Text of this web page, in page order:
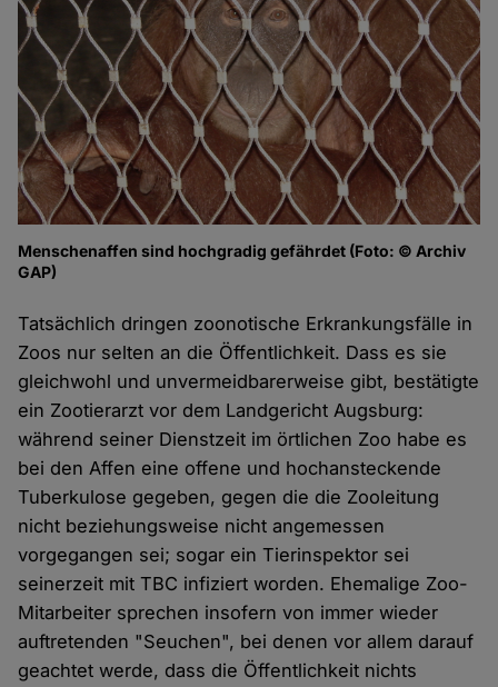
Menschenaffen sind hochgradig gefährdet (Foto: © Archiv
GAP)
Tatsächlich dringen zoonotische Erkrankungsfälle in
Zoos nur selten an die Öffentlichkeit. Dass es sie
gleichwohl und unvermeidbarerweise gibt, bestätigte
ein Zootierarzt vor dem Landgericht Augsburg:
während seiner Dienstzeit im örtlichen Zoo habe es
bei den Affen eine offene und hochansteckende
Tuberkulose gegeben, gegen die die Zooleitung
nicht beziehungsweise nicht angemessen
vorgegangen sei; sogar ein Tierinspektor sei
seinerzeit mit TBC infiziert worden. Ehemalige Zoo-
Mitarbeiter sprechen insofern von immer wieder
auftretenden "Seuchen", bei denen vor allem darauf
geachtet werde, dass die Öffentlichkeit nichts